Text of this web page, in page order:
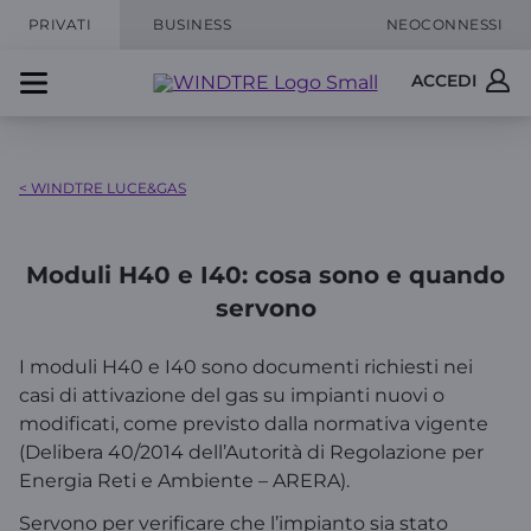
PRIVATI BUSINESS NEOCONNESSI
ACCEDI
< WINDTRE LUCE&GAS
Moduli H40 e I40: cosa sono e quando
servono
I moduli H40 e I40 sono documenti richiesti nei
casi di attivazione del gas su impianti nuovi o
modificati, come previsto dalla normativa vigente
(Delibera 40/2014 dell’Autorità di Regolazione per
Energia Reti e Ambiente – ARERA).
Servono per verificare che l’impianto sia stato